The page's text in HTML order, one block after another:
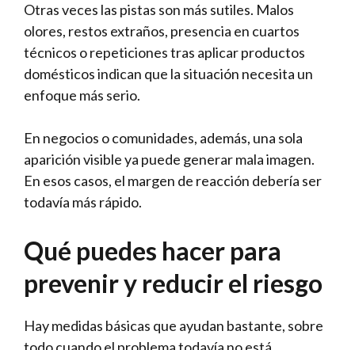
Otras veces las pistas son más sutiles. Malos
olores, restos extraños, presencia en cuartos
técnicos o repeticiones tras aplicar productos
domésticos indican que la situación necesita un
enfoque más serio.
En negocios o comunidades, además, una sola
aparición visible ya puede generar mala imagen.
En esos casos, el margen de reacción debería ser
todavía más rápido.
Qué puedes hacer para
prevenir y reducir el riesgo
Hay medidas básicas que ayudan bastante, sobre